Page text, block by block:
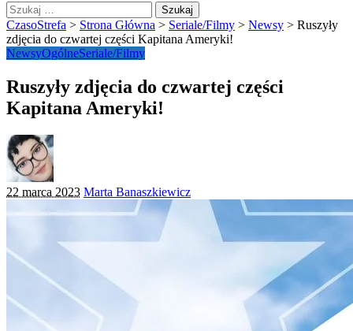
Szukaj:
CzasoStrefa > Strona Główna > Seriale/Filmy > Newsy > Ruszyły
zdjęcia do czwartej części Kapitana Ameryki!
NewsyOgólneSeriale/Filmy
Ruszyły zdjęcia do czwartej części
Kapitana Ameryki!
22 marca 2023 Posted
Marta Banaszkiewicz